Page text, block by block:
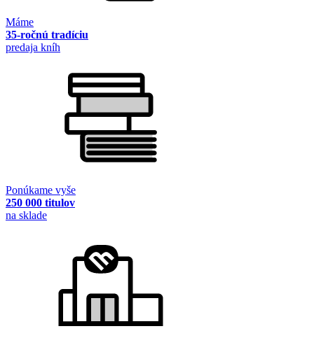
Máme
35-ročnú tradíciu
predaja kníh
Ponúkame vyše
250 000 titulov
na sklade